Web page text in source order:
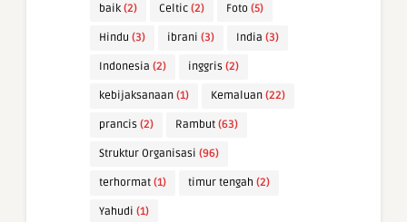
baik (2) Celtic (2) Foto (5)
Hindu (3) ibrani (3) India (3)
Indonesia (2) inggris (2)
kebijaksanaan (1) Kemaluan (22)
prancis (2) Rambut (63)
Struktur Organisasi (96)
terhormat (1) timur tengah (2)
Yahudi (1)